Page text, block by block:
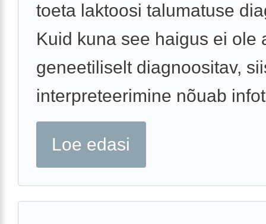
toeta laktoosi talumatuse
Kuid kuna see haigus ei ole
geneetiliselt diagnoositav,
interpreteerimine nõuab
Loe edasi